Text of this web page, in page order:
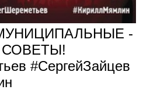
-
#СергейЗайцев